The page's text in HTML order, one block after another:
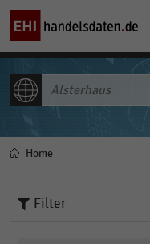
Pfadnavigation
Home
Filter